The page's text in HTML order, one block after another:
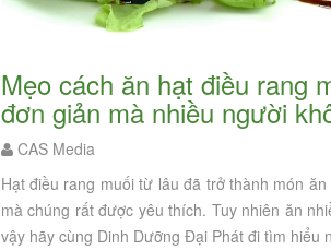
Mẹo cách ăn hạt điều rang muối không tăng cân - Cách ăn hạt điều không béo
đơn giản mà nhiều người
CAS Media
Hạt điều rang muối từ lâu đã trở thành món
mà chúng rất được yêu thích. Tuy nhiên ăn
vậy hãy cùng Dinh Dưỡng Đại Phát đi tìm hiểu